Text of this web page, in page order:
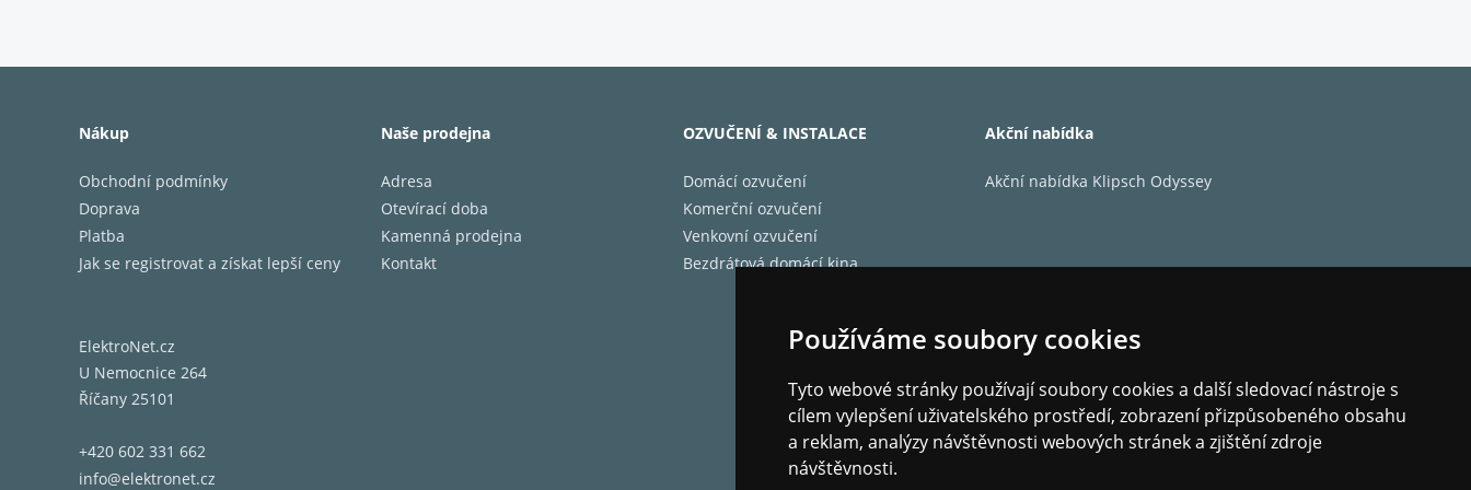
Používáme soubory cookies
Tyto webové stránky používají soubory cookies a další sledovací nástroje s
cílem vylepšení uživatelského prostředí, zobrazení přizpůsobeného obsahu
a reklam, analýzy návštěvnosti webových stránek a zjištění zdroje
návštěvnosti.
Nákup
Obchodní podmínky
Doprava
Platba
Jak se registrovat a získat lepší ceny
Naše prodejna
Adresa
Otevírací doba
Kamenná prodejna
Kontakt
OZVUČENÍ & INSTALACE
Domácí ozvučení
Komerční ozvučení
Venkovní ozvučení
Bezdrátová domácí kina
Akční nabídka
Akční nabídka Klipsch Odyssey
ElektroNet.cz
U Nemocnice 264
Říčany 25101
+420 602 331 662
info@elektronet.cz